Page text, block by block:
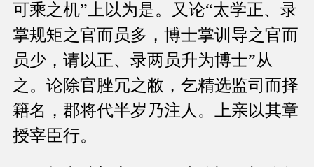
可乘之机”上以为是。又论“太学正、录
掌规矩之官而员多，博士掌训导之官而
员少，请以正、录两员升为博士”从
之。论除官脞冗之敝，乞精选监司而择
籍名，郡将代半岁乃注人。上亲以其章
授宰臣行。